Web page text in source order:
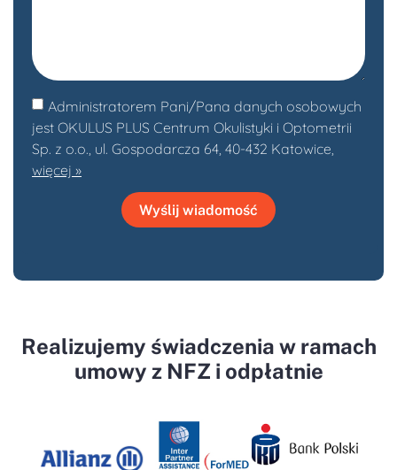
Administratorem Pani/Pana danych osobowych
jest OKULUS PLUS Centrum Okulistyki i Optometrii
Sp. z o.o., ul. Gospodarcza 64, 40-432 Katowice,
więcej »
Wyślij wiadomość
Realizujemy świadczenia w ramach
umowy z NFZ i odpłatnie